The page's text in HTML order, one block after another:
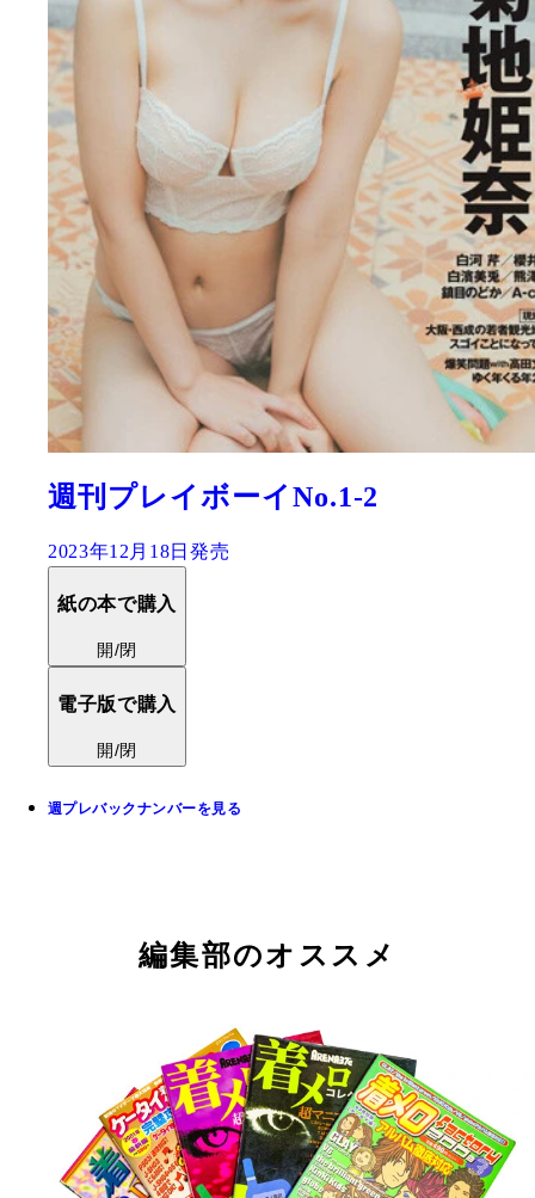
週刊プレイボーイNo.1-2
2023年12月18日発売
紙の本で購入
開/閉
電子版で購入
開/閉
週プレバックナンバーを見る
編集部のオススメ